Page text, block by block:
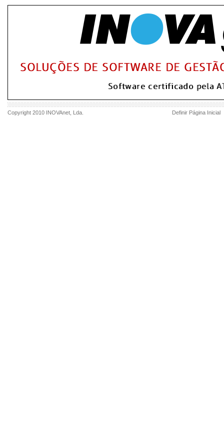
Copyright 2010 INOVAnet , Lda. Definir Página Inicial